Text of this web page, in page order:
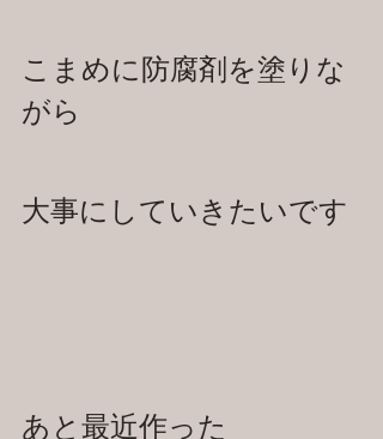
こまめに防腐剤を塗りな
がら
大事にしていきたいです
あと最近作った